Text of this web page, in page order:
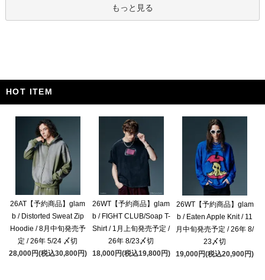
もっと見る
HOT ITEM
26AT【予約商品】glam
b / Distorted Sweat Zip
Hoodie / 8月中旬発売予
定 / 26年 5/24 〆切
28,000円(税込30,800円)
26WT【予約商品】glam
b / FIGHT CLUB/Soap T-
Shirt / 1月上旬発売予定 /
26年 8/23〆切
18,000円(税込19,800円)
26WT【予約商品】glam
b / Eaten Apple Knit / 11
月中旬発売予定 / 26年 8/
23〆切
19,000円(税込20,900円)